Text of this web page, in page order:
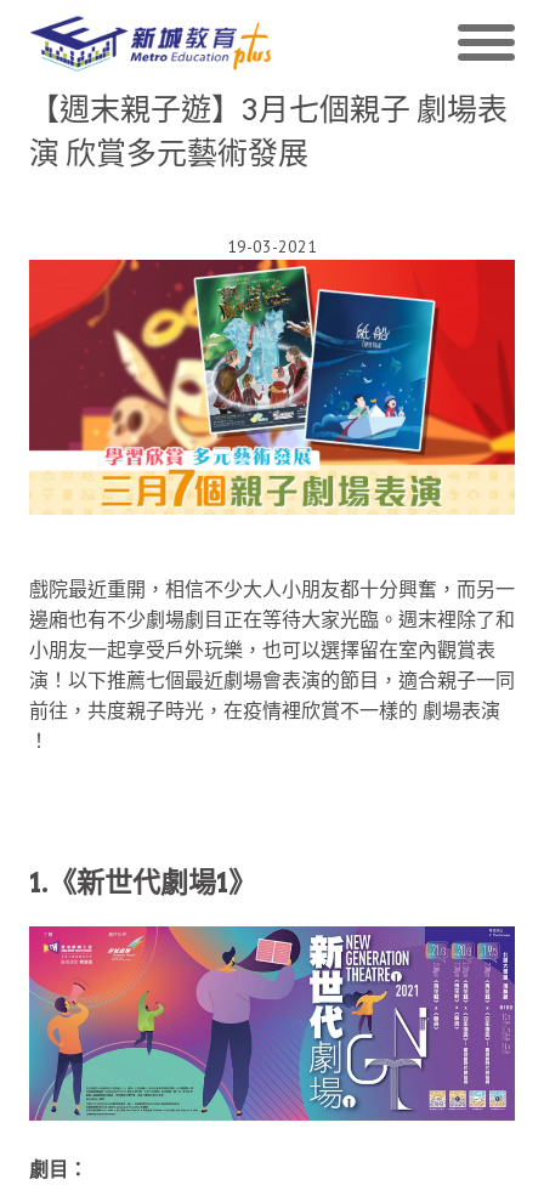
【週末親子遊】3月七個親子 劇場表
演 欣賞多元藝術發展
19-03-2021
戲院最近重開，相信不少大人小朋友都十分興奮，而另一
邊廂也有不少劇場劇目正在等待大家光臨。週末裡除了和
小朋友一起享受戶外玩樂，也可以選擇留在室內觀賞表
演！以下推薦七個最近劇場會表演的節目，適合親子一同
前往，共度親子時光，在疫情裡欣賞不一樣的 劇場表演
！
1.《新世代劇場1》
劇目：